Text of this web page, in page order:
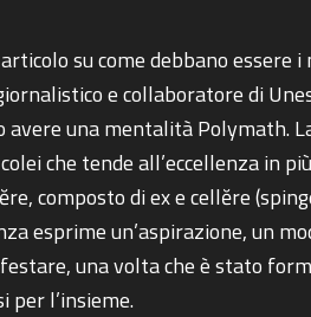
su come debbano
e collaboratore di
una mentalità Polymath.
che tende all’eccellenza in
composto di ex e cellĕre
esprime un’aspirazione, un
una volta che è stato
per l’insieme.